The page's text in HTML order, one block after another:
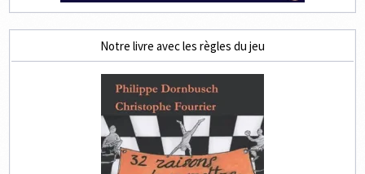
Notre livre avec les règles du jeu